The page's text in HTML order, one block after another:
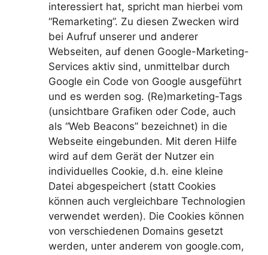
interessiert hat, spricht man hierbei vom
“Remarketing”. Zu diesen Zwecken wird
bei Aufruf unserer und anderer
Webseiten, auf denen Google-Marketing-
Services aktiv sind, unmittelbar durch
Google ein Code von Google ausgeführt
und es werden sog. (Re)marketing-Tags
(unsichtbare Grafiken oder Code, auch
als “Web Beacons” bezeichnet) in die
Webseite eingebunden. Mit deren Hilfe
wird auf dem Gerät der Nutzer ein
individuelles Cookie, d.h. eine kleine
Datei abgespeichert (statt Cookies
können auch vergleichbare Technologien
verwendet werden). Die Cookies können
von verschiedenen Domains gesetzt
werden, unter anderem von google.com,